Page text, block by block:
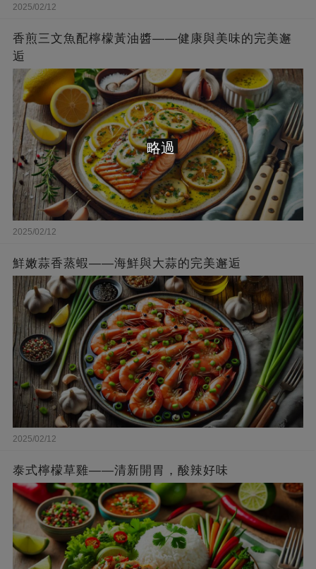
2025/02/12
香煎三文魚配檸檬黃油醬——健康與美味的完美邂
逅
2025/02/12
鮮嫩蒜香蒸蝦——海鮮與大蒜的完美邂逅
2025/02/12
泰式檸檬草雞——清新開胃，酸辣好味
略過